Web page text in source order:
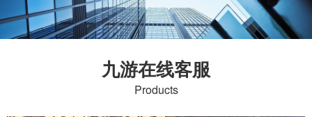
九游在线客服
Products